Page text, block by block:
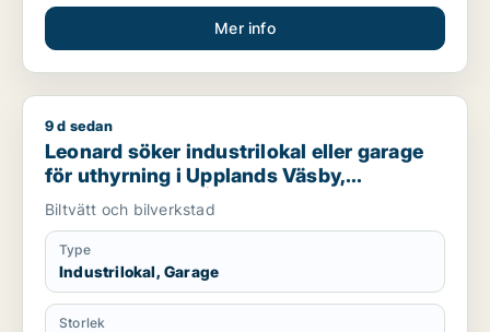
Mer info
Leonard söker industrilokal eller garage för uthyrning i
9 d sedan
Leonard söker industrilokal eller garage
för uthyrning i Upplands Väsby,
Vallentuna eller Österåker m.fl.
Biltvätt och bilverkstad
Type
Industrilokal, Garage
Storlek